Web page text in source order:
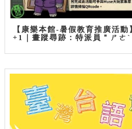
【康樂本館-暑假教育推廣活
+1｜畫蹤尋跡：特派員＂ㄕㄜˋ